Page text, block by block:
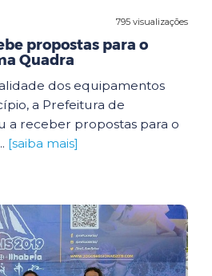
795 visualizações
propostas para o
Quadra
dos equipamentos
a Prefeitura de
a receber propostas para o
[saiba mais]